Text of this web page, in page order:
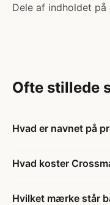
Dele af indholdet
Ofte stillede
Hvad er navnet på
Hvad koster
Hvilket mærke står